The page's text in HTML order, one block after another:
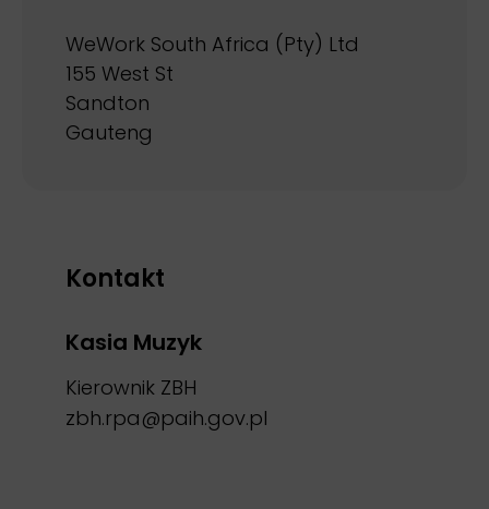
WeWork South Africa (Pty) Ltd
155 West St
Sandton
Gauteng
Kontakt
Kasia Muzyk
Kierownik ZBH
zbh.rpa@paih.gov.pl